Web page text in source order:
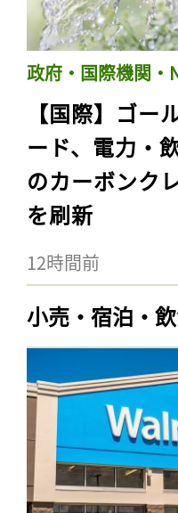
政府・国際機関・
【国際】ゴー
ード、電力・
のカーボンク
を刷新
12時間前
小売・宿泊・